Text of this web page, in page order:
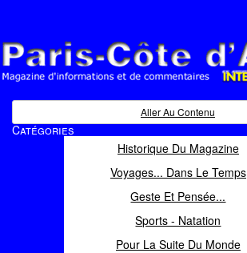
Magazine d'informations et de commentaires
Aller Au Contenu
Catégories
Historique Du Magazine
Voyages... Dans Le Temps
Geste Et Pensée...
Sports - Natation
Pour La Suite Du Monde